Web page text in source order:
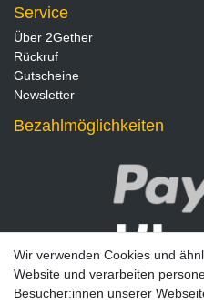
Service
Über 2Gether
Rückruf
Gutscheine
Newsletter
Bezahlmöglichkeiten
Wir verwenden Cookies und
Website und verarbeiten
Besucher:innen unserer